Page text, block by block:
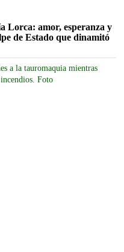
Lorca: amor, esperanza y
de Estado que dinamitó